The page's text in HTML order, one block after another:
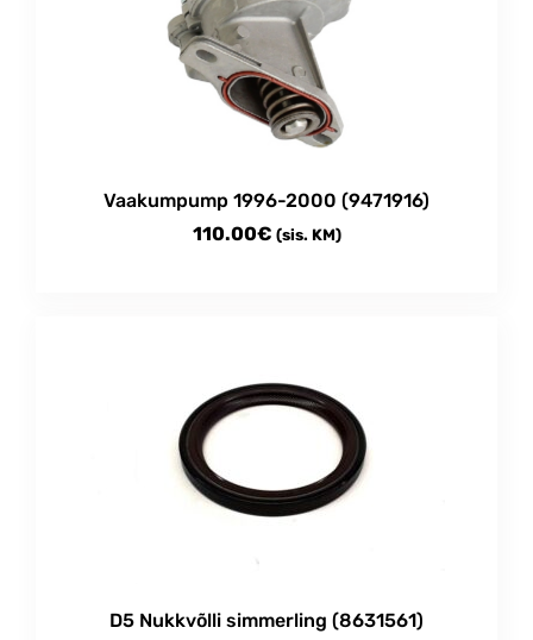
Vaakumpump 1996-2000 (9471916)
110.00€ (sis. KM)
D5 Nukkvõlli simmerling (8631561)